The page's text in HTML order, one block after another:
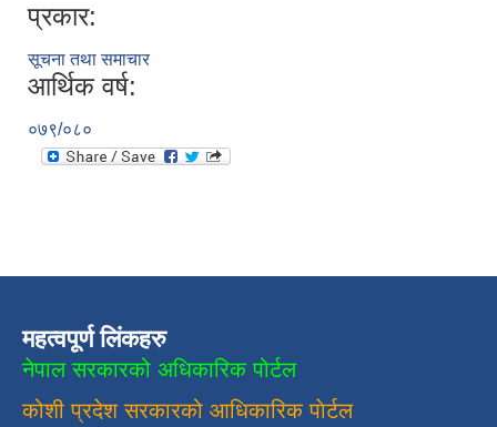
प्रकार:
सूचना तथा समाचार
आर्थिक वर्ष:
०७९/०८०
महत्वपूर्ण लिंकहरु
नेपाल सरकारको अधिकारिक पोर्टल
कोशी प्रदेश सरकारको आधिकारिकपाेर्टल